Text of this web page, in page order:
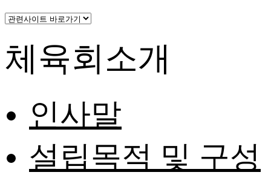
체육회소개
인사말
설립목적 및 구성